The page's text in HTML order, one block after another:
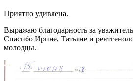
Приятно удивлена.
Выражаю благодарность за
Спасибо Ирине, Татьяне и
молодцы.